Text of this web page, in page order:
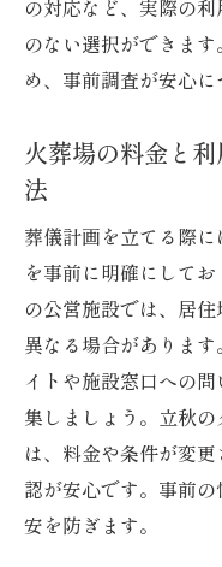
の対応など、実際の
のない選択ができま
め、事前調査が安心に
火葬場の料金と
法
葬儀計画を立てる際
を事前に明確にして
の公営施設では、居
異なる場合がありま
イトや施設窓口への
集しましょう。立秋
は、料金や条件が変
認が安心です。事前
安を防ぎます。